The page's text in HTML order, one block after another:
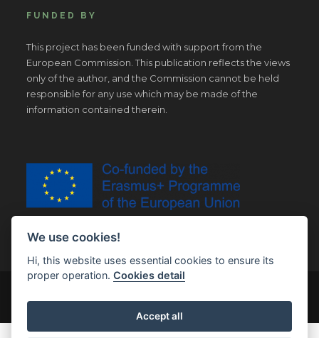
FUNDED BY
This project has been funded with support from the
European Commission. This publication reflects the views
only of the author, and the Commission cannot be held
responsible for any use which may be made of the
information contained therein.
We use cookies!
Hi, this website uses essential cookies to ensure its
proper operation.Cookies detail
Accept all